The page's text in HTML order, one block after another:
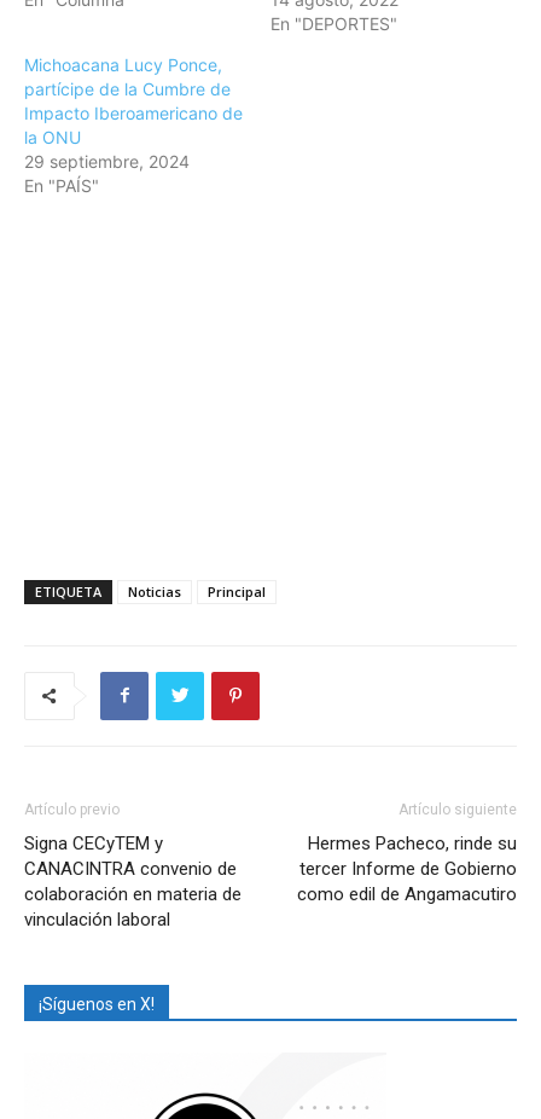
En "DEPORTES"
Michoacana Lucy Ponce,
partícipe de la Cumbre de
Impacto Iberoamericano de
la ONU
29 septiembre, 2024
En "PAÍS"
ETIQUETA Noticias Principal
Artículo previo
Signa CECyTEM y
CANACINTRA convenio de
colaboración en materia de
vinculación laboral
Artículo siguiente
Hermes Pacheco, rinde su
tercer Informe de Gobierno
como edil de Angamacutiro
¡Síguenos en X!